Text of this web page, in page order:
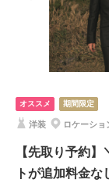
家族と撮影
100カットデータ（
ド・アクセサリー類
ル
8月までのお問い合
⚫︎江ノ島周辺ロケー
⚫︎データ：約100カ
オススメ 期間限定
洋装 ロケーショ
【先取り予約
トが追加料金